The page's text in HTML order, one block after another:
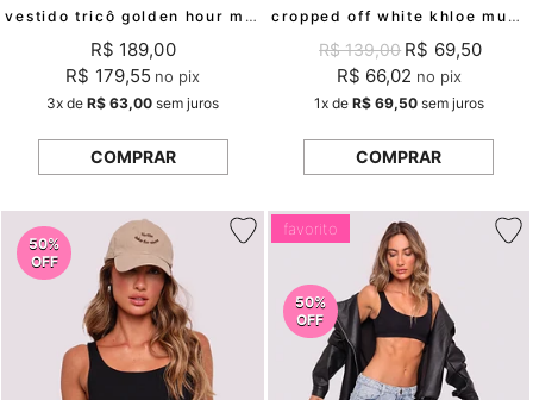
vestido tricô golden hour mundo lolita
R$ 189,00
R$ 179,55 no pix
3x deR$ 63,00 sem juros
COMPRAR
cropped off white khloe mundo lolita
R$ 139,00 R$ 69,50
R$ 66,02 no pix
1xde R$ 69,50sem juros
COMPRAR
50%
OFF
favorito
50%
OFF